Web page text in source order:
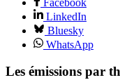
LinkedIn
Bluesky
WhatsApp
Les émissions par